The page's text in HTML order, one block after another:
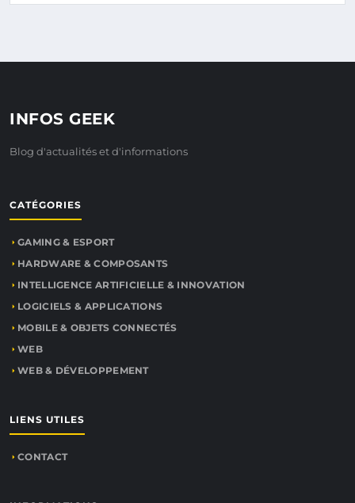
INFOS GEEK
Blog d'actualités et d'informations
CATÉGORIES
GAMING & ESPORT
HARDWARE & COMPOSANTS
INTELLIGENCE ARTIFICIELLE & INNOVATION
LOGICIELS & APPLICATIONS
MOBILE & OBJETS CONNECTÉS
WEB
WEB & DÉVELOPPEMENT
LIENS UTILES
CONTACT